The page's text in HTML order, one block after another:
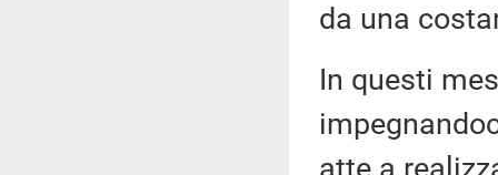
da una
In questi